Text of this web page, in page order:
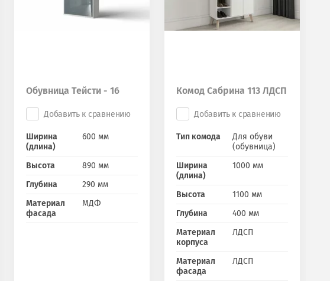
Обувница Тейсти - 16
Добавить к сравнению
Ширина
(длина)
600 мм
Высота
890 мм
Глубина
290 мм
Материал
фасада
МДФ
Комод Сабрина 113 ЛДСП
Добавить к сравнению
Тип комода
Для обуви
(обувница)
Ширина
(длина)
1000 мм
Высота
1100 мм
Глубина
400 мм
Материал
корпуса
ЛДСП
Материал
фасада
ЛДСП